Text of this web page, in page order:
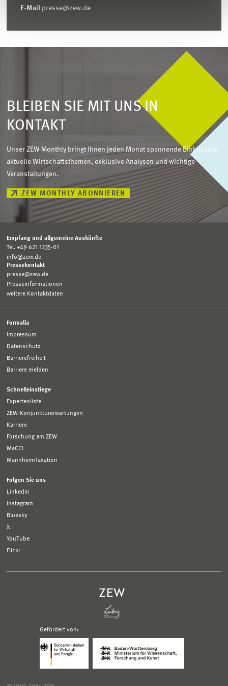
E-Mail presse@zew.de
BLEIBEN SIE MIT UNS IN
KONTAKT
Unser ZEW Monthly bringt Ihnen jeden Monat spannende Einblicke in
aktuelle Wirtschaftsthemen, exklusive Analysen und wichtige
Veranstaltungen.
ZEW MONTHLY ABONNIEREN
Empfang und allgemeine Auskünfte
Tel. +49 621 1235-01
info@zew.de
Pressekontakt
presse@zew.de
Presseinformationen
weitere Kontaktdaten
Formalia
Impressum
Datenschutz
Barrierefreiheit
Barriere melden
Schnelleinstiege
Expertenliste
ZEW-Konjunkturerwartungen
Karriere
Forschung am ZEW
MaCCI
MannheimTaxation
Folgen Sie uns
LinkedIn
Instagram
Bluesky
X
YouTube
Flickr
Gefördert von:
Bundesministerium
Wirtschaft
Ministerium